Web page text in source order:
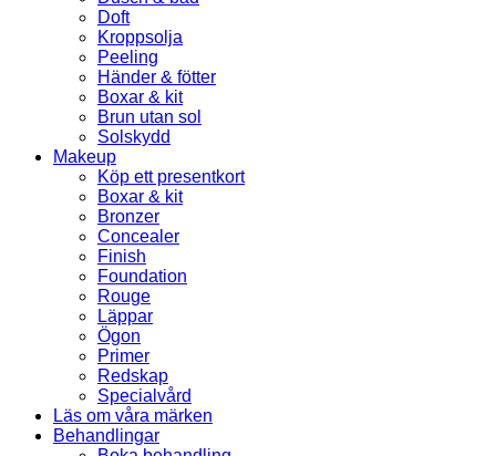
Doft
Kroppsolja
Peeling
Händer & fötter
Boxar & kit
Brun utan sol
Solskydd
Makeup
Köp ett presentkort
Boxar & kit
Bronzer
Concealer
Finish
Foundation
Rouge
Läppar
Ögon
Primer
Redskap
Specialvård
Läs om våra märken
Behandlingar